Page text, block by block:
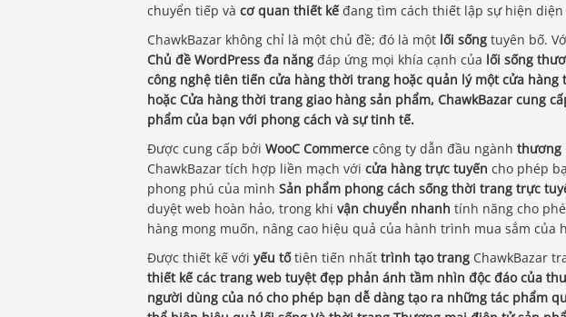
chuyển tiếp và cơ quan thiết kế đang tìm cách thiết lập sự hiện
ChawkBazar không chỉ là một chủ đề; đó là một lối sống tuyên bố.
Chủ đề WordPress đa năng đáp ứng mọi khía cạnh của lối sống
công nghệ tiên tiến cửa hàng thời trang hoặc quản lý một cửa hàng
hoặc Cửa hàng thời trang giao hàng sản phẩm, ChawkBazar cung
phẩm của bạn với phong cách và sự tinh tế.
Được cung cấp bởi WooC Commerce công ty dẫn đầu ngành thương
ChawkBazar tích hợp liền mạch với cửa hàng trực tuyến cho phép
phong phú của mình Sản phẩm phong cách sống thời trang trực
duyệt web hoàn hảo, trong khi vận chuyển nhanh tính năng cho
hàng mong muốn, nâng cao hiệu quả của hành trình mua sắm của
Được thiết kế với yếu tốtiên tiến nhất trình tạo trang ChawkBazar
thiết kế các trang web tuyệt đẹp phản ánh tầm nhìn độc đáo của
người dùng của nó cho phép bạn dễ dàng tạo ra những tác phẩm